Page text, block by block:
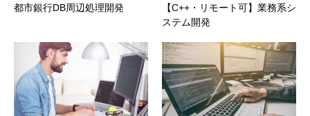
都市銀行DB周辺処理開発
【C++・リモート可】業務系シ
ステム開発